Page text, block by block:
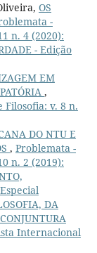
OS
-
n. 4 (2020):
- Edição
EM
,
v. 8 n.
DO NTU E
, Problemata -
n. 2 (2019):
DA
Internacional